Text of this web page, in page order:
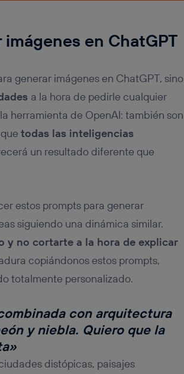
en ChatGPT
generar imágenes en ChatGPT, sino
a la hora de pedirle cualquier
herramienta de OpenAI: también son
todas las inteligencias
un resultado diferente que
estos prompts para generar
siguiendo una dinámica similar.
y no cortarte a la hora de explicar
copiándonos estos prompts,
totalmente personalizado.
con arquitectura
y niebla. Quiero que la
distópicas, paisajes